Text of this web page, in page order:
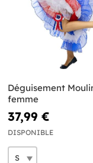
Déguisement
femme
37,99 €
DISPONIBLE